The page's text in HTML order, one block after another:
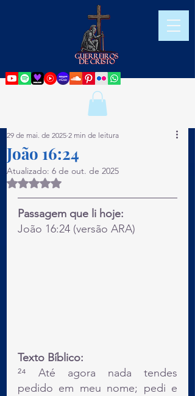
João 16:24
29 de mai. de 2025 2 min de leitura
Atualizado: 6 de out. de 2025
Avaliado com NaN de 5 estrelas.
Passagem que li hoje:
João 16:24 (versão ARA)
Texto Bíblico:
²⁴ Até agora nada tendes
pedido em meu nome; pedi e